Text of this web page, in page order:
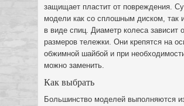
защищает пластит от повреждения.
модели как со сплошным диском, так
в виде спиц. Диаметр колеса зависит
размеров тележки. Они крепятся на
обжимной шайбой и при
можно заменить.
Как выбрать
Большинство моделей выполняются